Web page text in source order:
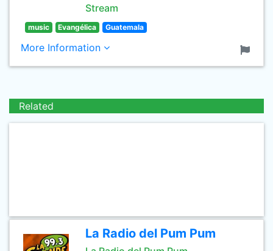
Stream
music Evangélica Guatemala
More Information
Related
La Radio del Pum Pum